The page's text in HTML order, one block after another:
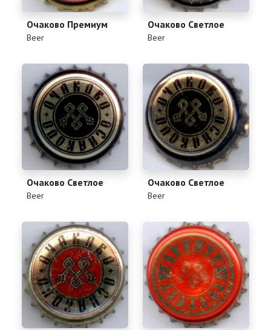
Очаково Премиум
(Beer)
Очаково Светлое
(Beer)
Очаково Светлое
(Beer)
Очаково Светлое
(Beer)